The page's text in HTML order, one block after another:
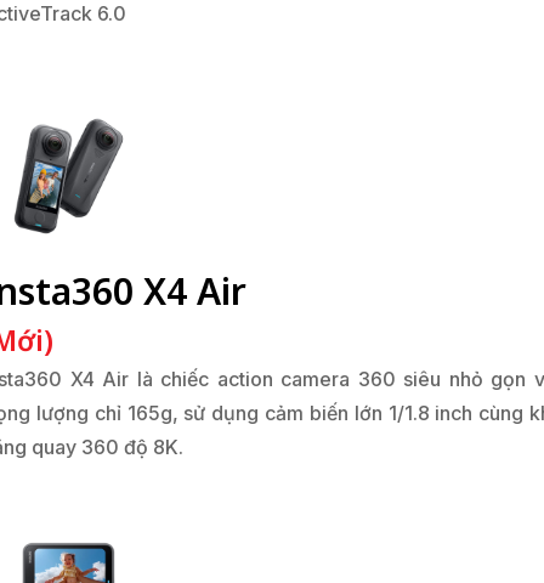
6.0
X4 Air
X4 Air là chiếc action camera 360 siêu nhỏ gọn
lượng chỉ 165g, sử dụng cảm biến lớn 1/1.8 inch cùng
quay 360 độ 8K.